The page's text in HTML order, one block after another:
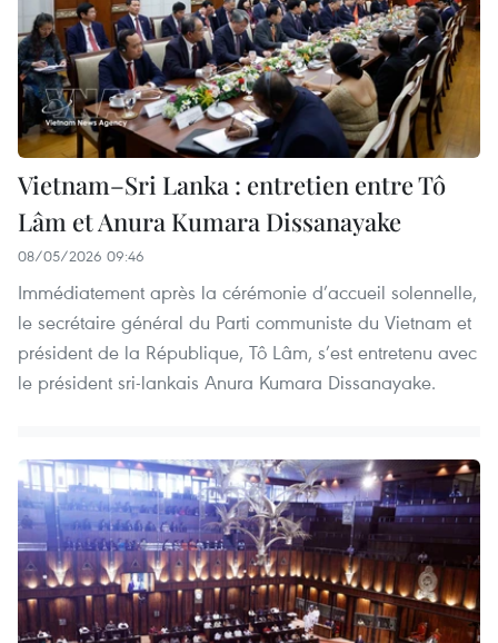
Vietnam–Sri Lanka : entretien entre Tô
Lâm et Anura Kumara Dissanayake
08/05/2026 09:46
Immédiatement après la cérémonie d’accueil solennelle,
le secrétaire général du Parti communiste du Vietnam et
président de la République, Tô Lâm, s’est entretenu avec
le président sri-lankais Anura Kumara Dissanayake.